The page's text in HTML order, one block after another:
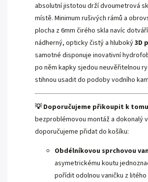
absolutní jistotou drží dvoumetrová
místě. Minimum rušivých rámů a
plocha z 6mm čirého skla navíc
nádherný, opticky čistý a hluboký3D
samotné disponuje inovativní
po něm kapky sjedou neuvěřitelnou
stihnou usadit do podoby vodního
💡 Doporučujeme přikoupit k
bezproblémovou montáž a dokonalý
doporučujeme přidat do košíku:
Obdélníkovou sprchovou
asymetrickému koutu
pořídit odolnou vaničku z